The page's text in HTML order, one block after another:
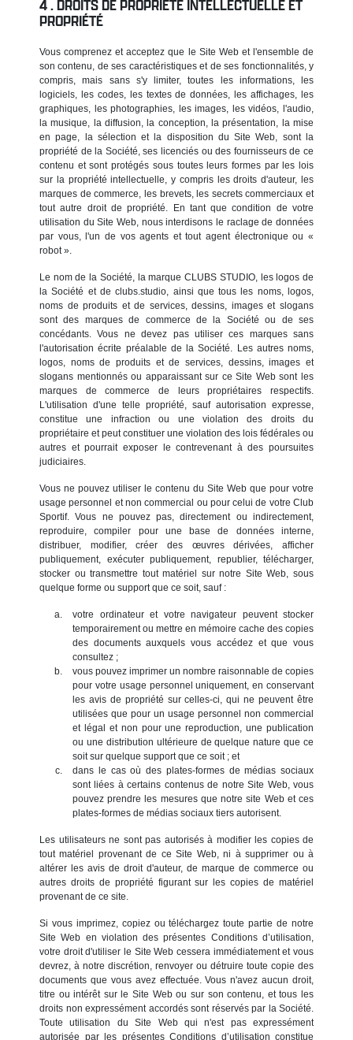
DROITS DE PROPRIÉTÉ INTELLECTUELLE ET
PROPRIÉTÉ
Vous comprenez et acceptez que le Site Web et l'ensemble de
son contenu, de ses caractéristiques et de ses fonctionnalités, y
compris, mais sans s'y limiter, toutes les informations, les
logiciels, les codes, les textes de données, les affichages, les
graphiques, les photographies, les images, les vidéos, l'audio,
la musique, la diffusion, la conception, la présentation, la mise
en page, la sélection et la disposition du Site Web, sont la
propriété de la Société, ses licenciés ou des fournisseurs de ce
contenu et sont protégés sous toutes leurs formes par les lois
sur la propriété intellectuelle, y compris les droits d'auteur, les
marques de commerce, les brevets, les secrets commerciaux et
tout autre droit de propriété. En tant que condition de votre
utilisation du Site Web, nous interdisons le raclage de données
par vous, l'un de vos agents et tout agent électronique ou «
robot ».
Le nom de la Société, la marque CLUBS STUDIO, les logos de
la Société et de clubs.studio, ainsi que tous les noms, logos,
noms de produits et de services, dessins, images et slogans
sont des marques de commerce de la Société ou de ses
concédants. Vous ne devez pas utiliser ces marques sans
l'autorisation écrite préalable de la Société. Les autres noms,
logos, noms de produits et de services, dessins, images et
slogans mentionnés ou apparaissant sur ce Site Web sont les
marques de commerce de leurs propriétaires respectifs.
L'utilisation d'une telle propriété, sauf autorisation expresse,
constitue une infraction ou une violation des droits du
propriétaire et peut constituer une violation des lois fédérales ou
autres et pourrait exposer le contrevenant à des poursuites
judiciaires.
Vous ne pouvez utiliser le contenu du Site Web que pour votre
usage personnel et non commercial ou pour celui de votre Club
Sportif. Vous ne pouvez pas, directement ou indirectement,
reproduire, compiler pour une base de données interne,
distribuer, modifier, créer des œuvres dérivées, afficher
publiquement, exécuter publiquement, republier, télécharger,
stocker ou transmettre tout matériel sur notre Site Web, sous
quelque forme ou support que ce soit, sauf :
votre ordinateur et votre navigateur peuvent stocker
temporairement ou mettre en mémoire cache des copies
des documents auxquels vous accédez et que vous
consultez ;
vous pouvez imprimer un nombre raisonnable de copies
pour votre usage personnel uniquement, en conservant
les avis de propriété sur celles-ci, qui ne peuvent être
utilisées que pour un usage personnel non commercial
et légal et non pour une reproduction, une publication
ou une distribution ultérieure de quelque nature que ce
soit sur quelque support que ce soit ; et
dans le cas où des plates-formes de médias sociaux
sont liées à certains contenus de notre Site Web, vous
pouvez prendre les mesures que notre site Web et ces
plates-formes de médias sociaux tiers autorisent.
Les utilisateurs ne sont pas autorisés à modifier les copies de
tout matériel provenant de ce Site Web, ni à supprimer ou à
altérer les avis de droit d'auteur, de marque de commerce ou
autres droits de propriété figurant sur les copies de matériel
provenant de ce site.
Si vous imprimez, copiez ou téléchargez toute partie de notre
Site Web en violation des présentes Conditions d’utilisation,
votre droit d'utiliser le Site Web cessera immédiatement et vous
devrez, à notre discrétion, renvoyer ou détruire toute copie des
documents que vous avez effectuée. Vous n'avez aucun droit,
titre ou intérêt sur le Site Web ou sur son contenu, et tous les
droits non expressément accordés sont réservés par la Société.
Toute utilisation du Site Web qui n'est pas expressément
autorisée par les présentes Conditions d’utilisation constitue